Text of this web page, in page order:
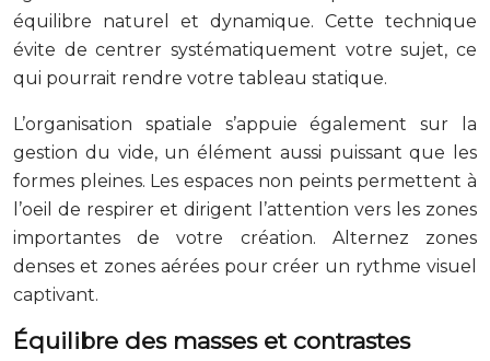
équilibre naturel et dynamique. Cette technique
évite de centrer systématiquement votre sujet, ce
qui pourrait rendre votre tableau statique.
L’organisation spatiale s’appuie également sur la
gestion du vide, un élément aussi puissant que les
formes pleines. Les espaces non peints permettent à
l’oeil de respirer et dirigent l’attention vers les zones
importantes de votre création. Alternez zones
denses et zones aérées pour créer un rythme visuel
captivant.
Équilibre des masses et contrastes